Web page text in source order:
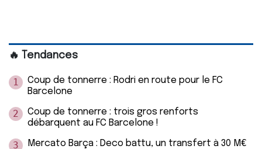
🔥 Tendances
1
Coup de tonnerre : Rodri en route pour le FC
Barcelone
2
Coup de tonnerre : trois gros renforts
débarquent au FC Barcelone !
3
Mercato Barça : Deco battu, un transfert à 30 M€